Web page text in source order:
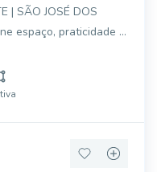
| SÃO JOSÉ DOS
e